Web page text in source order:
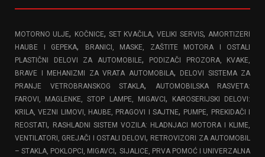
MOTORNO ULJE, KOČNICE, SET KVAČILA,VELIKI SERVIS,AMORTIZERI
HAUBE I GEPEKA,
BRANICI, MASKE, ZAŠTITE MOTORA I OSTALI
PLASTIČNI DELOVI ZA AUTOMOBILE,
PODIZAČI PROZORA, KVAKE,
BRAVE I MEHANIZMI ZA VRATA AUTOMOBILA,
DELOVI SISTEMA ZA
PRANJE VETROBRANSKOG STAKLA,
AUTOMOBILSKA RASVETA:
FAROVI, MAGLENKE, STOP LAMPE, MIGAVCI,
KAROSERIJSKI DELOVI:
KRILA, VEZNI LIMOVI, HAUBE, PRAGOVI I SAJTNE, PUMPE, PREKIDAČI I
REOSTATI, RASHLADNI SISTEM VOZILA: HLADNJACI MOTORA I KLIME,
VENTILATORI, GREJAČI I OSTALI DELOVI, RETROVIZORI ZA AUTOMOBIL
– STAKLA, POKLOPCI, MIGAVCI, SIJALICE, PRVA POMOĆ I UNIVERZALNA